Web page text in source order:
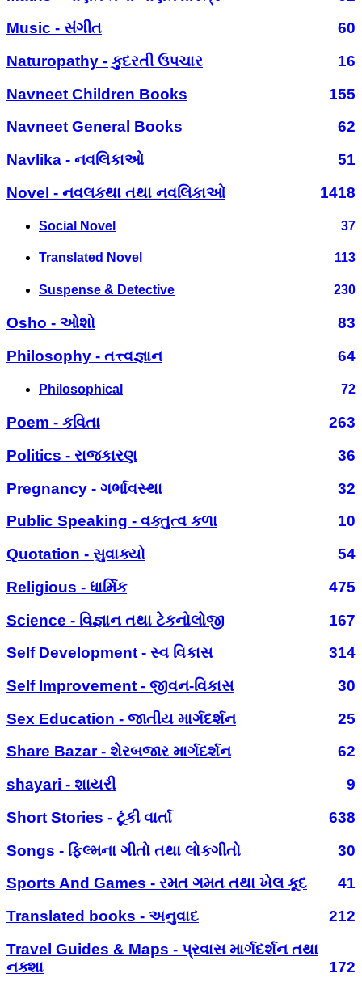
Music - સંગીત
60
Naturopathy - કુદરતી ઉપચાર
16
Navneet Children Books
155
Navneet General Books
62
Navlika - નવલિકાઓ
51
Novel - નવલકથા તથા નવલિકાઓ
1418
Social Novel 37
Translated Novel 113
Suspense & Detective 230
Osho - ઓશો
83
Philosophy - તત્ત્વજ્ઞાન
64
Philosophical 72
Poem - કવિતા
263
Politics - રાજકારણ
36
Pregnancy - ગર્ભાવસ્થા
32
Public Speaking - વક્તુત્વ કળા
10
Quotation - સુવાક્યો
54
Religious - ધાર્મિક
475
Science - વિજ્ઞાન તથા ટેકનોલોજી
167
Self Development - સ્વ વિકાસ
314
Self Improvement - જીવન-વિકાસ
30
Sex Education - જાતીય માર્ગદર્શન
25
Share Bazar - શેરબજાર માર્ગદર્શન
62
shayari - શાયરી
9
Short Stories - ટૂંકી વાર્તા
638
Songs - ફિલ્મના ગીતો તથા લોકગીતો
30
Sports And Games - રમત ગમત તથા ખેલ કૂદ
41
Translated books - અનુવાદ
212
Travel Guides & Maps - પ્રવાસ માર્ગદર્શન તથા
નક્શા
172